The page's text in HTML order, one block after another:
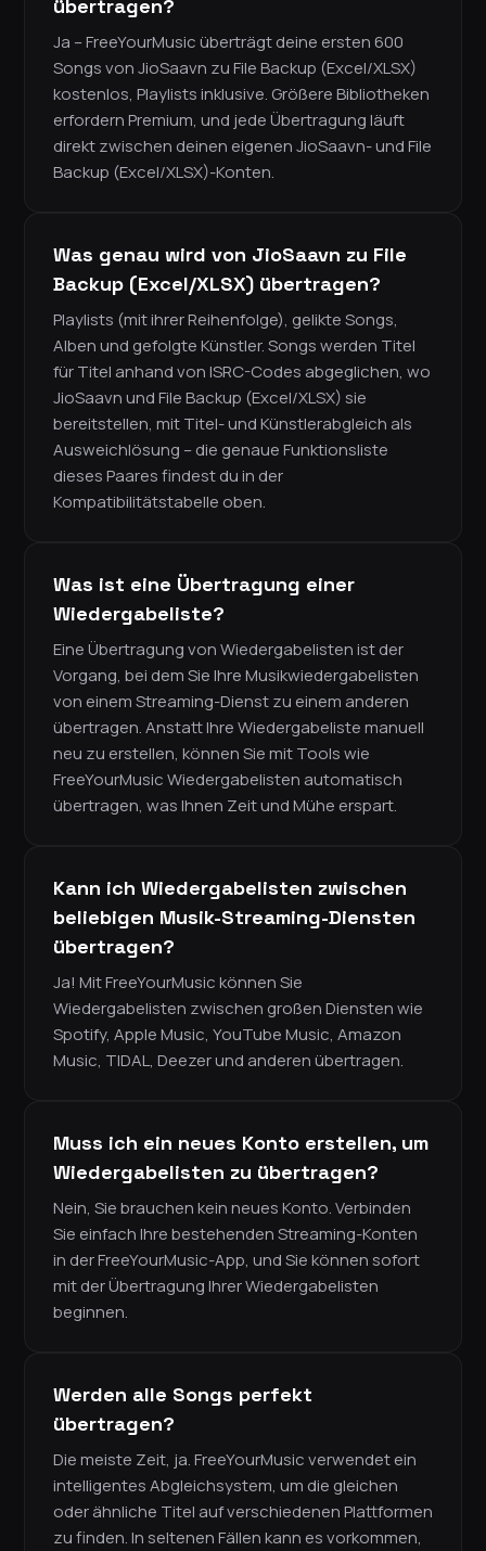
übertragen?
Ja – FreeYourMusic überträgt deine ersten 600
Songs von JioSaavn zu File Backup (Excel/XLSX)
kostenlos, Playlists inklusive. Größere Bibliotheken
erfordern Premium, und jede Übertragung läuft
direkt zwischen deinen eigenen JioSaavn- und File
Backup (Excel/XLSX)-Konten.
Was genau wird von JioSaavn zu File
Backup (Excel/XLSX) übertragen?
Playlists (mit ihrer Reihenfolge), gelikte Songs,
Alben und gefolgte Künstler. Songs werden Titel
für Titel anhand von ISRC-Codes abgeglichen, wo
JioSaavn und File Backup (Excel/XLSX) sie
bereitstellen, mit Titel- und Künstlerabgleich als
Ausweichlösung – die genaue Funktionsliste
dieses Paares findest du in der
Kompatibilitätstabelle oben.
Was ist eine Übertragung einer
Wiedergabeliste?
Eine Übertragung von Wiedergabelisten ist der
Vorgang, bei dem Sie Ihre Musikwiedergabelisten
von einem Streaming-Dienst zu einem anderen
übertragen. Anstatt Ihre Wiedergabeliste manuell
neu zu erstellen, können Sie mit Tools wie
FreeYourMusic Wiedergabelisten automatisch
übertragen, was Ihnen Zeit und Mühe erspart.
Kann ich Wiedergabelisten zwischen
beliebigen Musik-Streaming-Diensten
übertragen?
Ja! Mit FreeYourMusic können Sie
Wiedergabelisten zwischen großen Diensten wie
Spotify, Apple Music, YouTube Music, Amazon
Music, TIDAL, Deezer und anderen übertragen.
Muss ich ein neues Konto erstellen, um
Wiedergabelisten zu übertragen?
Nein, Sie brauchen kein neues Konto. Verbinden
Sie einfach Ihre bestehenden Streaming-Konten
in der FreeYourMusic-App, und Sie können sofort
mit der Übertragung Ihrer Wiedergabelisten
beginnen.
Werden alle Songs perfekt
übertragen?
Die meiste Zeit, ja. FreeYourMusic verwendet ein
intelligentes Abgleichsystem, um die gleichen
oder ähnliche Titel auf verschiedenen Plattformen
zu finden. In seltenen Fällen kann es vorkommen,